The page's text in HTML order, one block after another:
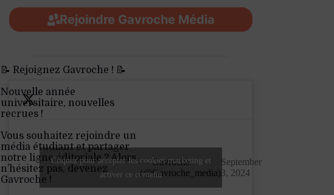
Rejoindre Gavroche Média
📝 Rejoignez Gavroche ! 📝
Nouvelle année
universitaire, nouvelles
recrues !
Vous souhaitez rejoindre un
média étudiant et partager
notre ligne éditoriale ? Alors
n’hésitez pas, devenez
Gavroche !
— Gavroche
(@Gavroche_media)
September
3, 2024
Cliquez pour accepter les cookies marketing et
activer ce contenu